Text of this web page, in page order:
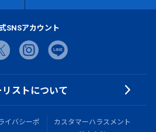
SNSアカウント
ストについて
イバシーポ
カスタマーハラスメント